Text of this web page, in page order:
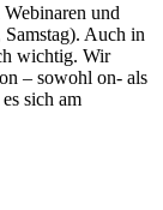
und
Auch in
wichtig. Wir
– sowohl on- als
sich am